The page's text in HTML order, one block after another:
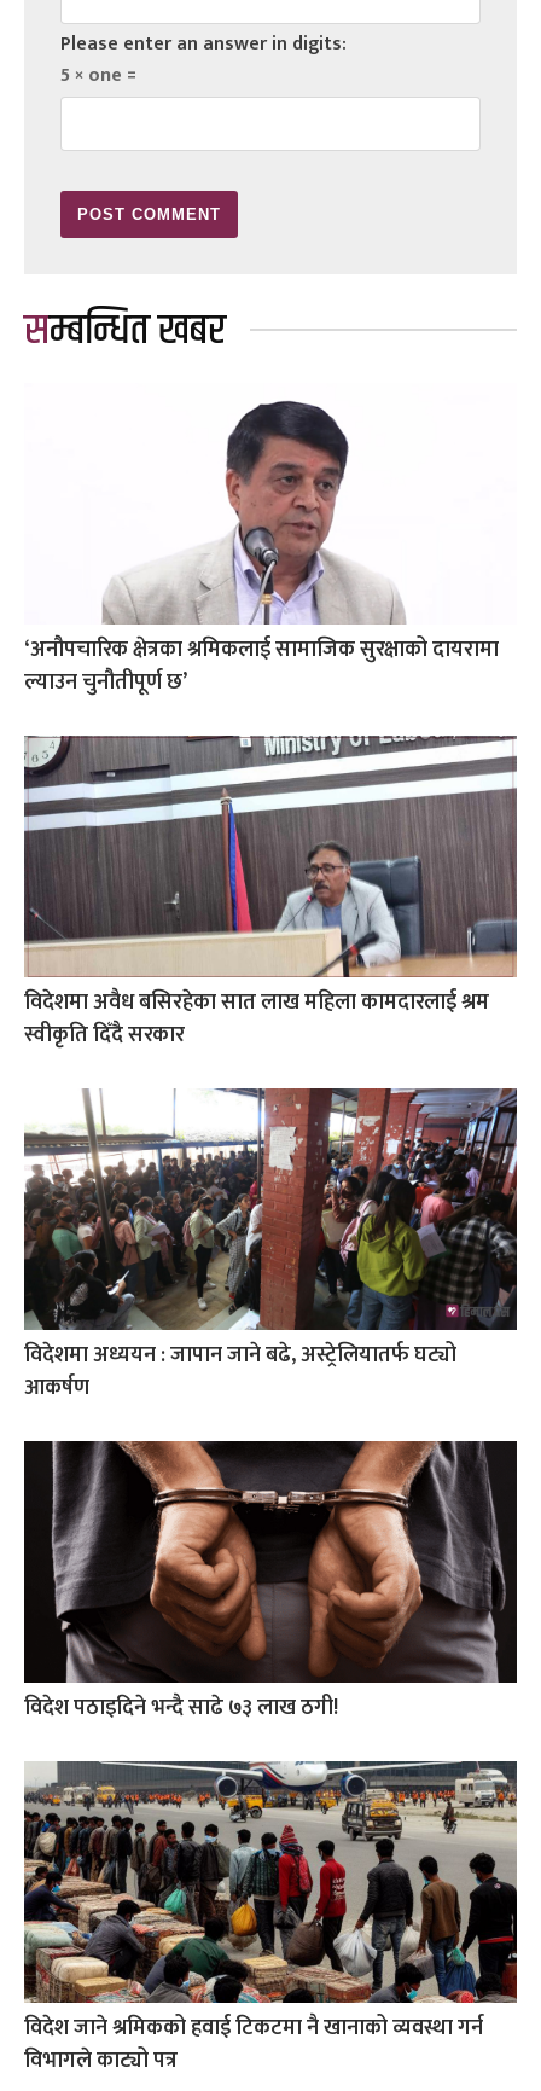
Please enter an answer in digits:
5 × one =
सम्बन्धित खबर
‘अनौपचारिक क्षेत्रका श्रमिकलाई सामाजिक सुरक्षाको दायरामा
ल्याउन चुनौतीपूर्ण छ’
विदेशमा अवैध बसिरहेका सात लाख महिला कामदारलाई श्रम
स्वीकृति दिँदै सरकार
विदेशमा अध्ययन : जापान जाने बढे, अस्ट्रेलियातर्फ घट्यो
आकर्षण
विदेश पठाइदिने भन्दै साढे ७३ लाख ठगी!
विदेश जाने श्रमिकको हवाई टिकटमा नै खानाको व्यवस्था गर्न
विभागले काट्यो पत्र